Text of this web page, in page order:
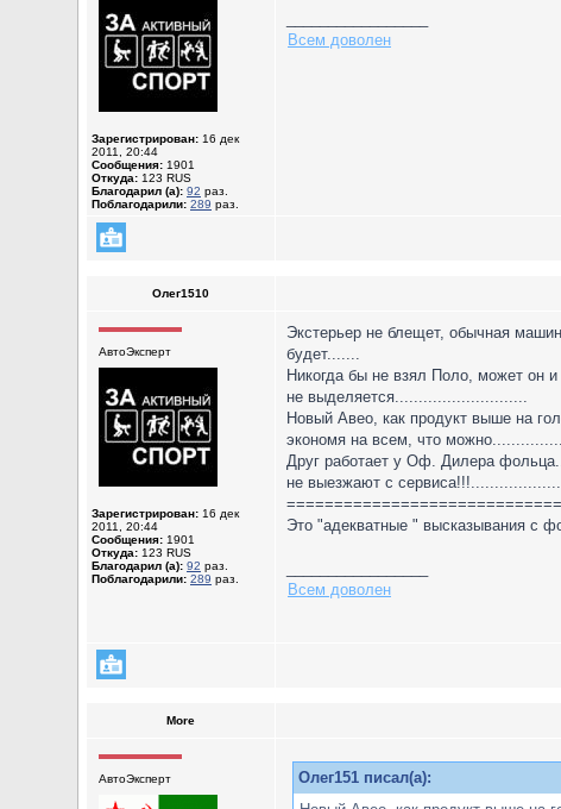
Зарегистрирован: 16 дек
2011, 20:44
Сообщения: 1901
Откуда: 123 RUS
Благодарил (а): 92 раз.
Поблагодарили: 289 раз.
Всем доволен
Олег1510
АвтоЭксперт
Зарегистрирован: 16 дек
2011, 20:44
Сообщения: 1901
Откуда: 123 RUS
Благодарил (а): 92 раз.
Поблагодарили: 289 раз.
Экстерьер не блещет, обычная
будет.......
Никогда бы не взял Поло, может он
не выделяется............................
Новый Авео, как продукт выше на
экономя на всем, что
Друг работает у Оф. Дилера
не выезжают с
Это "адекватные " высказывания с
Всем доволен
More
АвтоЭксперт
Олег151 писал(а):